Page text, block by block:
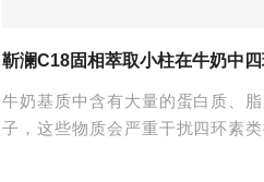
牛奶基质中含有大量的蛋白质、
子，这些物质会严重干扰四环素